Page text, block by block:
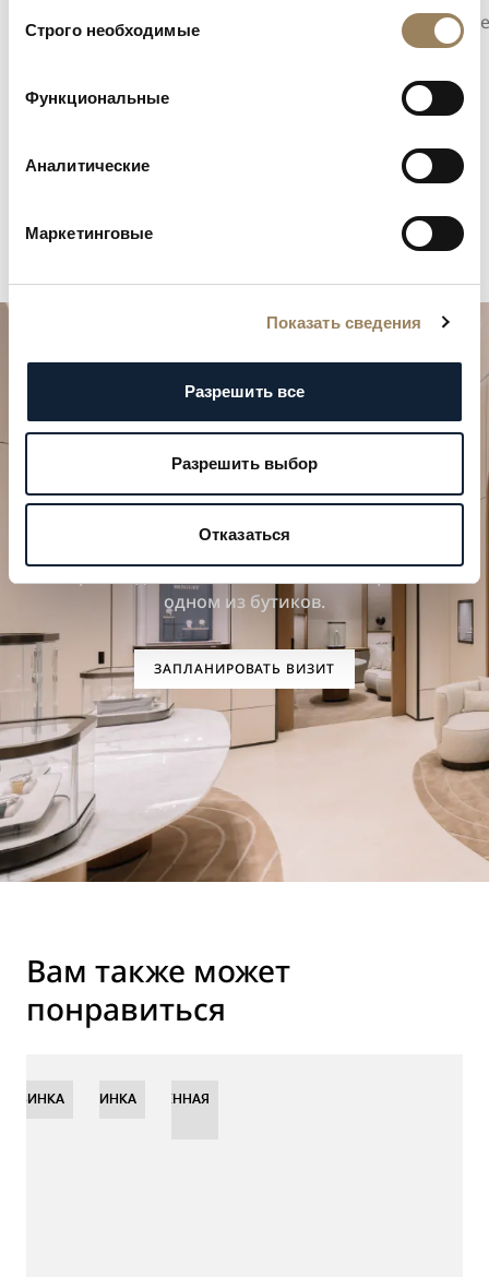
вами их сервисов.
согласия
Строго необходимые
Функциональные
Аналитические
Маркетинговые
Показать сведения
Разрешить все
Разрешить выбор
Отказаться
секундной стрелки, интегрированной в
Спланируйте свой особенный
момент
одном из бутиков.
ЗАПЛАНИРОВАТЬ ВИЗИТ
Вам также может
понравиться
НОВИНКА
НОВИНКА
ОГРАНИЧЕННАЯ